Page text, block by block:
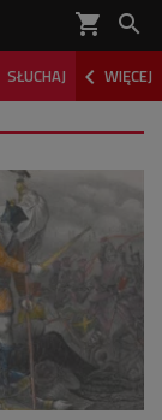
shopping_cart 
SŁUCHAJ  WIĘCEJ
